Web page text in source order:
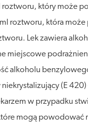
roztworu, który może
roztworu, która
Lek zawiera
miejscowe
alkoholu
(E
w przypadku
mogą powodować